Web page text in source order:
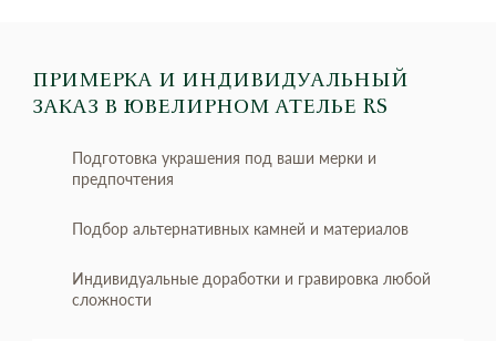
ПРИМЕРКА И ИНДИВИДУАЛЬНЫЙ
ЗАКАЗ В ЮВЕЛИРНОМ АТЕЛЬЕ RS
Подготовка украшения под ваши мерки и
предпочтения
Подбор альтернативных камней и материалов
Индивидуальные доработки и гравировка любой
сложности